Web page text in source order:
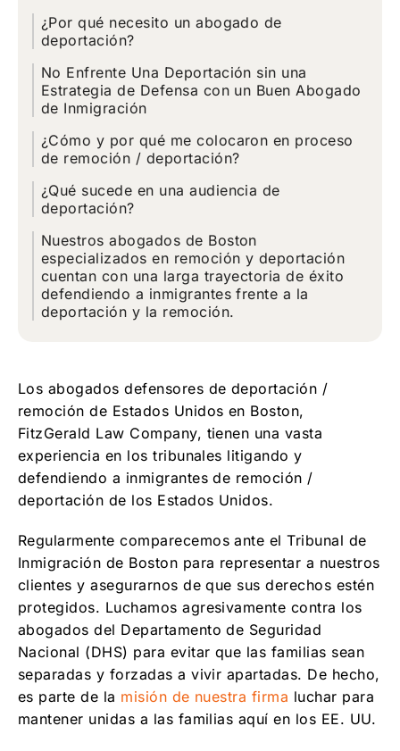
¿Por qué necesito un abogado de
deportación?
No Enfrente Una Deportación sin una
Estrategia de Defensa con un Buen Abogado
de Inmigración
¿Cómo y por qué me colocaron en proceso
de remoción / deportación?
¿Qué sucede en una audiencia de
deportación?
Nuestros abogados de Boston
especializados en remoción y deportación
cuentan con una larga trayectoria de éxito
defendiendo a inmigrantes frente a la
deportación y la remoción.
Los abogados defensores de deportación /
remoción de Estados Unidos en Boston,
FitzGerald Law Company, tienen una vasta
experiencia en los tribunales litigando y
defendiendo a inmigrantes de remoción /
deportación de los Estados Unidos.
Regularmente comparecemos ante el Tribunal de
Inmigración de Boston para representar a nuestros
clientes y asegurarnos de que sus derechos estén
protegidos. Luchamos agresivamente contra los
abogados del Departamento de Seguridad
Nacional (DHS) para evitar que las familias sean
separadas y forzadas a vivir apartadas. De hecho,
es parte de la misión de nuestra firma luchar para
mantener unidas a las familias aquí en los EE. UU.